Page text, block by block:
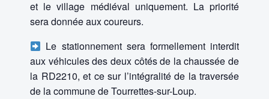
et le village médiéval uniquement. La priorité
sera donnée aux coureurs.
Le stationnement sera formellement interdit
aux véhicules des deux côtés de la chaussée de
la RD2210, et ce sur l’intégralité de la traversée
de la commune de Tourrettes-sur-Loup.